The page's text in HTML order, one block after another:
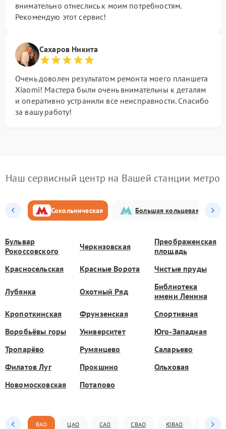
внимательно отнеслись к моим потребностям.
Рекомендую этот сервис!
Сахаров Никита
Очень доволен результатом ремонта моего планшета
Xiaomi! Мастера были очень внимательны к деталям
и оперативно устранили все неисправности. Спасибо
за вашу работу!
Наш сервисный центр на Вашей станции метро
Сокольническая Большая кольцевая
Бульвар
Рокоссовского
Черкизовская
Преображенская
площадь
Красносельская
Красные Ворота Чистые пруды
Лубянка Охотный Ряд
Библиотека
имени Ленина
Кропоткинская
Фрунзенская
Спортивная
Воробьёвы горы
Университет
Юго-Западная
Тропарёво
Румянцево
Саларьево
Филатов Луг
Прокшино
Ольховая
Новомосковская
Потапово
ВАО ЦАО САО СВАО ЮВАО ЮАО